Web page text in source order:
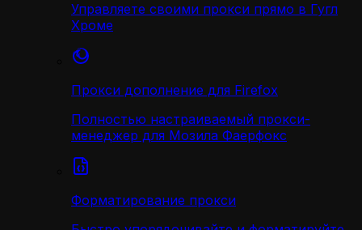
Управляете своими прокси прямо в Гугл
Хроме
Прокси дополнение для Firefox
Полностью настраиваемый прокси-
менеджер для Мозила Фаерфокс
Форматирование прокси